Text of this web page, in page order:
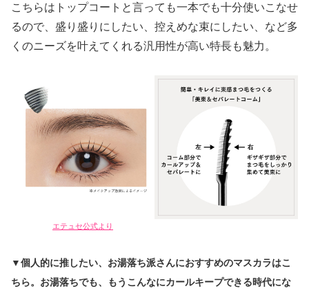
こちらはトップコートと言っても一本でも十分使いこなせ
るので、盛り盛りにしたい、控えめな束にしたい、など多
くのニーズを叶えてくれる汎用性が高い特長も魅力。
エテュセ公式より
▼個人的に推したい、お湯落ち派さんにおすすめのマスカラはこ
ちら。お湯落ちでも、もうこんなにカールキープできる時代にな